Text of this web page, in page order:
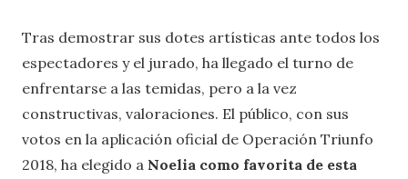
Tras demostrar sus dotes artísticas ante todos los
espectadores y el jurado, ha llegado el turno de
enfrentarse a las temidas, pero a la vez
constructivas, valoraciones. El público, con sus
votos en la aplicación oficial de Operación Triunfo
2018, ha elegido a Noelia como favorita de esta